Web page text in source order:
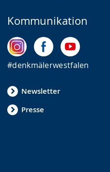
Kommunikation
#denkmälerwestfalen
Newsletter
Presse